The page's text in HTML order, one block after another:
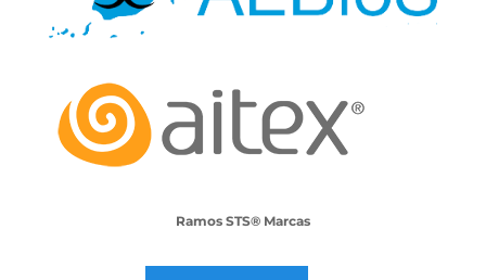
Ramos STS® Marcas